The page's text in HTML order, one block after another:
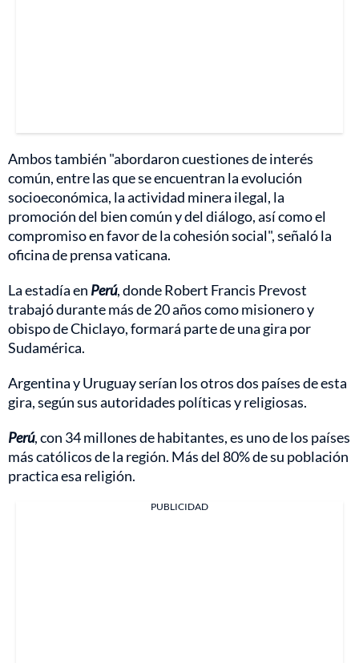
Ambos también "abordaron cuestiones de interés
común, entre las que se encuentran la evolución
socioeconómica, la actividad minera ilegal, la
promoción del bien común y del diálogo, así como el
compromiso en favor de la cohesión social", señaló la
oficina de prensa vaticana.
La estadía en Perú, donde Robert Francis Prevost
trabajó durante más de 20 años como misionero y
obispo de Chiclayo, formará parte de una gira por
Sudamérica.
Argentina y Uruguay serían los otros dos países de esta
gira, según sus autoridades políticas y religiosas.
Perú, con 34 millones de habitantes, es uno de los países
más católicos de la región. Más del 80% de su población
practica esa religión.
PUBLICIDAD